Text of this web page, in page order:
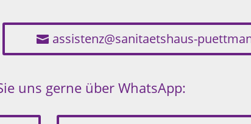
assistenz@sanitaetshaus-
uns gerne über WhatsApp: